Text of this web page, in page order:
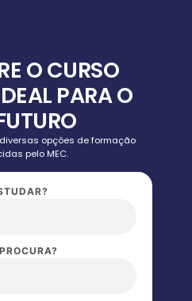
O CURSO
PARA O
opções de formação
pelo MEC.